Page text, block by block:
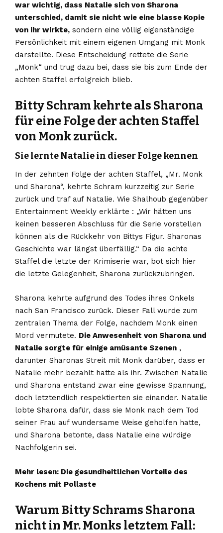
war wichtig, dass Natalie sich von Sharona
unterschied, damit sie nicht wie eine blasse Kopie
von ihr wirkte, sondern eine völlig eigenständige
Persönlichkeit mit einem eigenen Umgang mit Monk
darstellte. Diese Entscheidung rettete die Serie
„Monk“ und trug dazu bei, dass sie bis zum Ende der
achten Staffel erfolgreich blieb.
Bitty Schram kehrte als Sharona
für eine Folge der achten Staffel
von Monk zurück.
Sie lernte Natalie in dieser Folge kennen
In der zehnten Folge der achten Staffel, „Mr. Monk
und Sharona“, kehrte Schram kurzzeitig zur Serie
zurück und traf auf Natalie. Wie Shalhoub gegenüber
Entertainment Weekly erklärte : „Wir hätten uns
keinen besseren Abschluss für die Serie vorstellen
können als die Rückkehr von Bittys Figur. Sharonas
Geschichte war längst überfällig.“ Da die achte
Staffel die letzte der Krimiserie war, bot sich hier
die letzte Gelegenheit, Sharona zurückzubringen.
Sharona kehrte aufgrund des Todes ihres Onkels
nach San Francisco zurück. Dieser Fall wurde zum
zentralen Thema der Folge, nachdem Monk einen
Mord vermutete. Die Anwesenheit von Sharona und
Natalie sorgte für einige amüsante Szenen ,
darunter Sharonas Streit mit Monk darüber, dass er
Natalie mehr bezahlt hatte als ihr. Zwischen Natalie
und Sharona entstand zwar eine gewisse Spannung,
doch letztendlich respektierten sie einander. Natalie
lobte Sharona dafür, dass sie Monk nach dem Tod
seiner Frau auf wundersame Weise geholfen hatte,
und Sharona betonte, dass Natalie eine würdige
Nachfolgerin sei.
Mehr lesen: Die gesundheitlichen Vorteile des
Kochens mit Pollaste
Warum Bitty Schrams Sharona
nicht in Mr. Monks letztem Fall: